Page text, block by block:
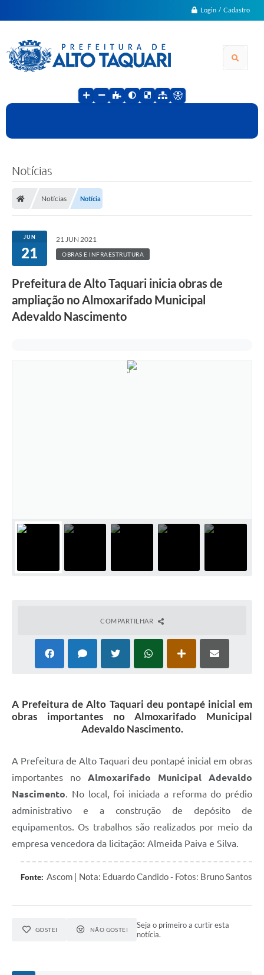
Login / Cadastro
Notícias
Notícias Notícia
JUN
21
21 JUN 2021
OBRAS E INFRAESTRUTURA
Prefeitura de Alto Taquari inicia obras de
ampliação no Almoxarifado Municipal
Adevaldo Nascimento
COMPARTILHAR
A Prefeitura de Alto Taquari deu pontapé inicial em
obras importantes no Almoxarifado Municipal
Adevaldo Nascimento.
A Prefeitura de Alto Taquari deu pontapé inicial em obras
importantes no Almoxarifado Municipal Adevaldo
Nascimento . No local, foi iniciada a reforma do prédio
administrativo e a construção de depósito de
equipamentos. Os trabalhos são realizados por meio da
empresa vencedora da licitação: Almeida Paiva e Silva.
Fonte: Ascom | Nota: Eduardo Candido - Fotos: Bruno Santos
GOSTEI NÃO GOSTEI
Seja o primeiro a curtir esta
notícia.